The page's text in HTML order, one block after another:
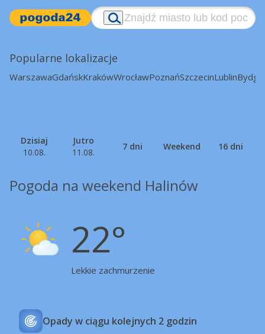
Popularne lokalizacje
WarszawaGdańskKrakówWrocławPoznańSzczecinLublin
Dzisiaj
10.08.
Jutro
11.08.
7 dni Weekend 16 dni
Pogoda na weekend Halinów
22°
Lekkie zachmurzenie
Opady w ciągu kolejnych 2 godzin